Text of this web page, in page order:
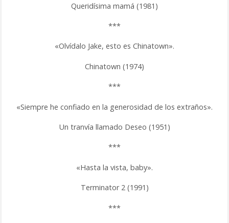
Queridísima mamá (1981)
***
«Olvídalo Jake, esto es Chinatown».
Chinatown (1974)
***
«Siempre he confiado en la generosidad de los extraños».
Un tranvía llamado Deseo (1951)
***
«Hasta la vista, baby».
Terminator 2 (1991)
***